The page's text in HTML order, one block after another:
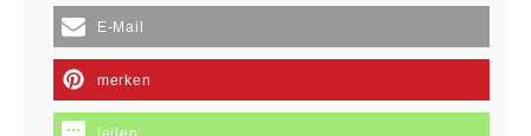
E-Mail
merken